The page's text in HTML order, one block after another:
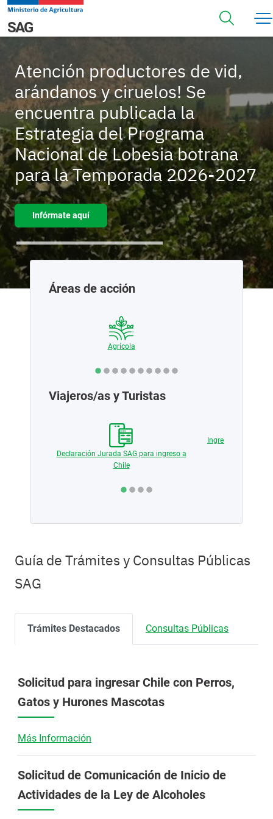
Pasar al contenido principal
Navegación principal
SAG
Atención productores de vid,
arándanos y ciruelos! Se
encuentra publicada la
Estrategia del Programa
Nacional de Lobesia botrana
para la Temporada 2026-2027
Infórmate aquí
Áreas de acción
Agrícola
Viajeros/as y Turistas
Declaración Jurada SAG para ingreso a
Chile
Ingreso de
Guía de Trámites y Consultas Públicas
SAG
Trámites Destacados Consultas Públicas
Solicitud para ingresar Chile con Perros,
Gatos y Hurones Mascotas
Más Información
Solicitud de Comunicación de Inicio de
Actividades de la Ley de Alcoholes